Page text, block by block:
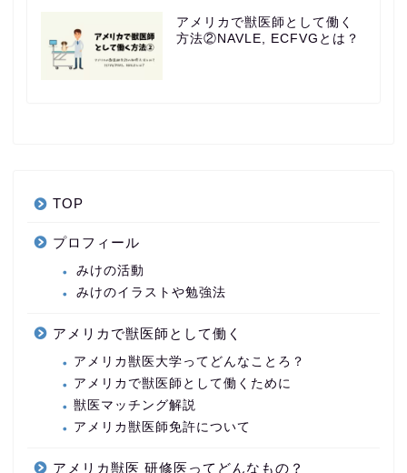
アメリカで獣医師として働く
方法②NAVLE, ECFVGとは？
TOP
プロフィール
みけの活動
みけのイラストや勉強法
アメリカで獣医師として働く
アメリカ獣医大学ってどんなことろ？
アメリカで獣医師として働くために
獣医マッチング解説
アメリカ獣医師免許について
アメリカ獣医 研修医ってどんなもの？